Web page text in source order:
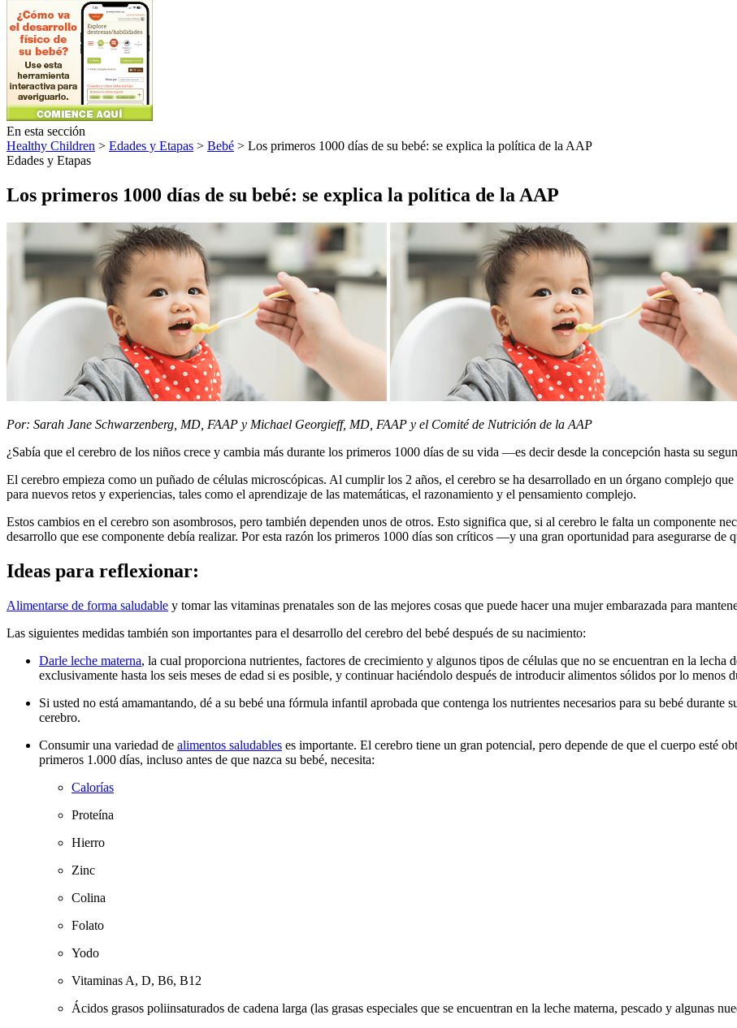
En esta sección
Healthy Children > Edades y Etapas > Bebé > Los primeros 1000 días de su bebé: se explica la política de la AAP
Edades y Etapas
Los primeros 1000 días de su bebé: se explica la política de la AAP
Por: Sarah Jane Schwarzenberg, MD, FAAP y Michael Georgieff, MD, FAAP y el Comité de Nutrición de la AAP
¿Sabía que el cerebro de los niños crece y cambia más durante los primeros 1000 días de su vida —es decir desde la concepción hasta su
El cerebro empieza como un puñado de células microscópicas. Al cumplir los 2 años, el cerebro se ha desarrollado en un órgano complejo
para nuevos retos y experiencias, tales como el aprendizaje de las matemáticas, el razonamiento y el pensamiento complejo.
Estos cambios en el cerebro son asombrosos, pero también dependen unos de otros. Esto significa que, si al cerebro le falta un componente
desarrollo que ese componente debía realizar. Por esta razón los primeros 1000 días son críticos —y una gran oportunidad para asegurarse de
Ideas para reflexionar:
Alimentarse de forma saludable y tomar las vitaminas prenatales son de las mejores cosas que puede hacer una mujer embarazada para
Las siguientes medidas también son importantes para el desarrollo del cerebro del bebé después de su nacimiento:
Darle leche materna, la cual proporciona nutrientes, factores de crecimiento y algunos tipos de células que no se encuentran en la lecha
exclusivamente hasta los seis meses de edad si es posible, y continuar haciéndolo después de introducir alimentos sólidos por lo menos
Si usted no está amamantando, dé a su bebé una fórmula infantil aprobada que contenga los nutrientes necesarios para su bebé durante
cerebro.
Consumir una variedad de alimentos saludables es importante. El cerebro tiene un gran potencial, pero depende de que el cuerpo esté
primeros 1.000 días, incluso antes de que nazca su bebé, necesita:
Calorías
Proteína
Hierro
Zinc
Colina
Folato
Yodo
Vitaminas A, D, B6, B12
Ácidos grasos poliinsaturados de cadena larga (las grasas especiales que se encuentran en la leche materna, pescado y algunas